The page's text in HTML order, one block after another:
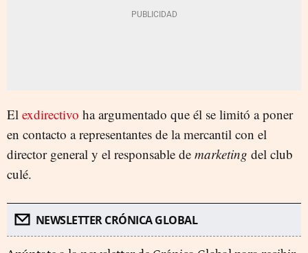
El exdirectivo ha argumentado que él se limitó a poner
en contacto a representantes de la mercantil con el
director general y el responsable de marketing del club
culé.
NEWSLETTER CRÓNICA GLOBAL